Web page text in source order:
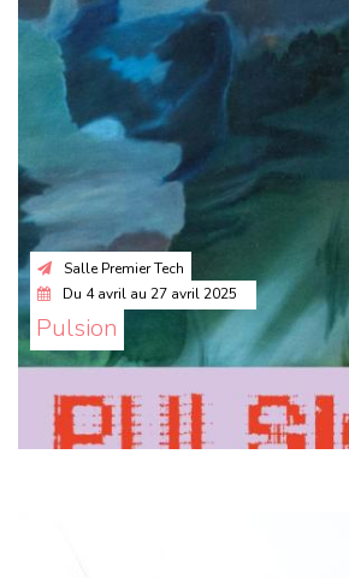
Salle Premier Tech
Du 4 avril au 27 avril 2025
Pulsion